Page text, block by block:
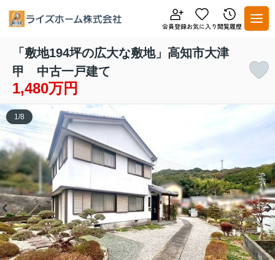
「敷地194坪の広大な敷地」高知市大津
甲 中古一戸建て
1,480万円
1/8